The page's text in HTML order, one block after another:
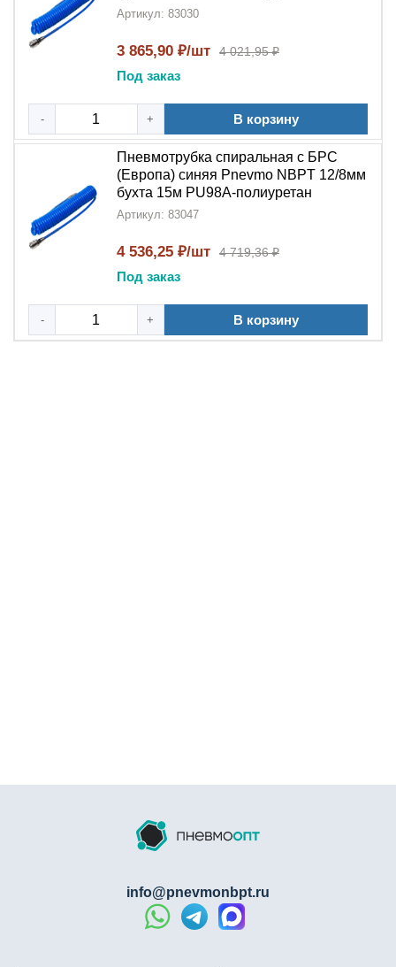
Артикул: 83030
3 865,90 ₽/шт 4 021,95 ₽
Под заказ
- + В корзину
Пневмотрубка спиральная с БРС
(Европа) синяя Pnevmo NBPT 12/8мм
бухта 15м PU98A-полиуретан
Артикул: 83047
4 536,25 ₽/шт 4 719,36 ₽
Под заказ
- + В корзину
info@pnevmonbpt.ru